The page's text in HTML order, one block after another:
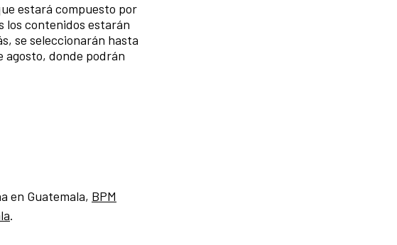
estará compuesto por
los contenidos estarán
se seleccionarán hasta
agosto, donde podrán
en Guatemala, BPM
.